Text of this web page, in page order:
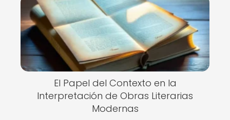
El Papel del Contexto en la
Interpretación de Obras Literarias
Modernas